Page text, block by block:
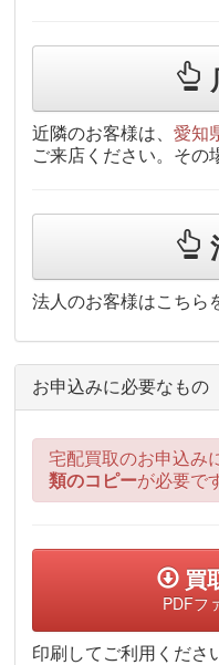
近隣のお客様は、愛知
ご来店ください。その
法人のお客様はこちら
お申込みに必要なもの
宅配買取のお申込み
類のコピーが必要で
買
PDFフ
印刷してご利用くださ